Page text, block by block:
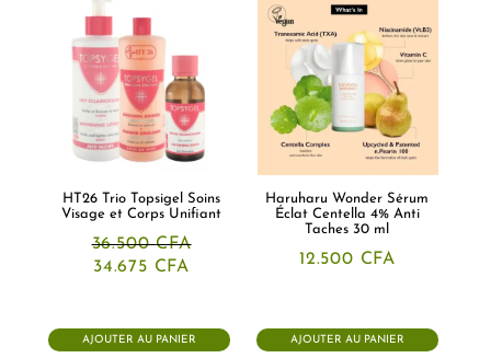
HT26 Trio Topsigel Soins
Visage et Corps Unifiant
36.500CFA
Le
36.500 CFA.
34.675 CFA
34.675 CFA.
AJOUTER AU PANIER
Haruharu Wonder Sérum
Éclat Centella 4% Anti
Taches 30 ml
12.500 CFA
AJOUTER AU PANIER